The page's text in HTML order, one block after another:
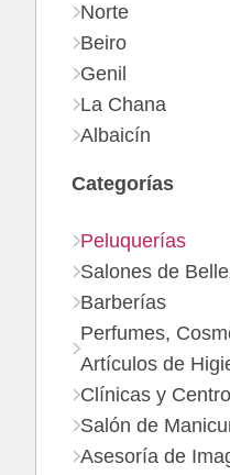
Norte
Beiro
Genil
La Chana
Albaicín
Categorías
Peluquerías
Salones de
Barberías
Perfumes,
Artículos de
Clínicas y
Salón de
Asesoría de